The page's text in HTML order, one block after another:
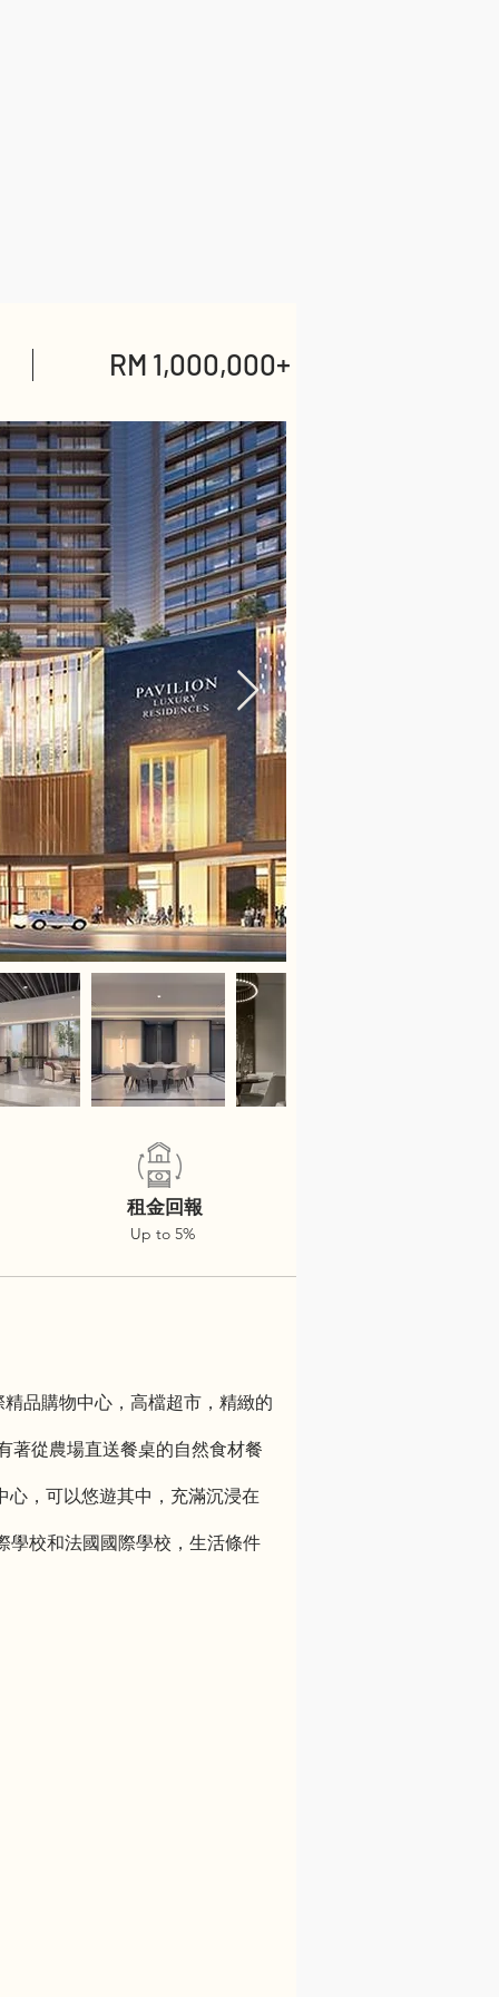
品購物中心，高檔超市，精緻的
著從農場直送餐桌的自然食材餐
心，可以悠遊其中，充滿沉浸在
學校和法國國際學校，生活條件
RM 1,000,000+
租金回報
Up to 5%